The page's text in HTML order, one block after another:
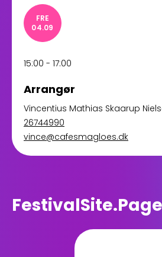
FRE
04.09
15:00 - 17:00
Arrangør
Vincentius Mathias Skaarup
26744990
vince@cafesmagloes.dk